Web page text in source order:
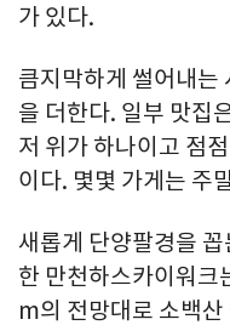
가 있다.
큼지막하게 썰어내는
을 더한다. 일부 맛집
저 위가 하나이고 점
이다. 몇몇 가게는 주
새롭게 단양팔경을
한 만천하스카이워크
m의 전망대로 소백